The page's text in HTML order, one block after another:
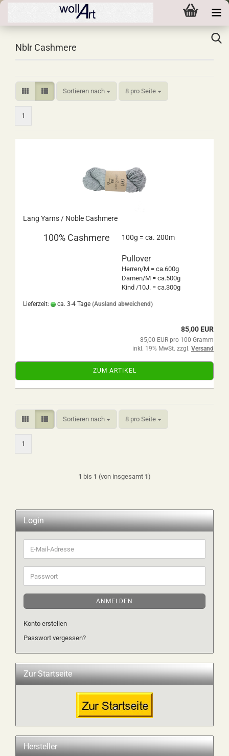
Nblr Cashmere
Sortieren nach
Sortieren nach 8 pro Seite
pro Seite
1
Lang Yarns / Noble Cashmere
100% Cashmere 100g = ca. 200m
Pullover
Herren/M = ca.600g
Damen/M = ca.500g
Kind /10J. = ca.300g
Lieferzeit: ca. 3-4 Tage (Ausland abweichend)
85,00 EUR
85,00 EUR pro 100 Gramm
inkl. 19% MwSt. zzgl. Versand
ZUM ARTIKEL
Sortieren nach
Sortieren nach 8 pro Seite
pro Seite
1
1 bis 1 (von insgesamt 1)
Login
E-
Mail-
Adresse
Passwort
ANMELDEN
Konto erstellen
Passwort vergessen?
Zur Startseite
Hersteller